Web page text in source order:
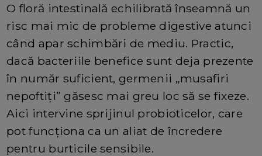
O floră intestinală echilibrată înseamnă un
risc mai mic de probleme digestive atunci
când apar schimbări de mediu. Practic,
dacă bacteriile benefice sunt deja prezente
în număr suficient, germenii „musafiri
nepoftiți” găsesc mai greu loc să se fixeze.
Aici intervine sprijinul probioticelor, care
pot funcționa ca un aliat de încredere
pentru burticile sensibile.